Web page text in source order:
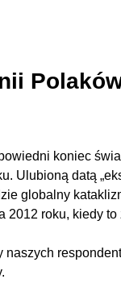
koniec
Ulubioną datą
globalny
roku, kiedy to